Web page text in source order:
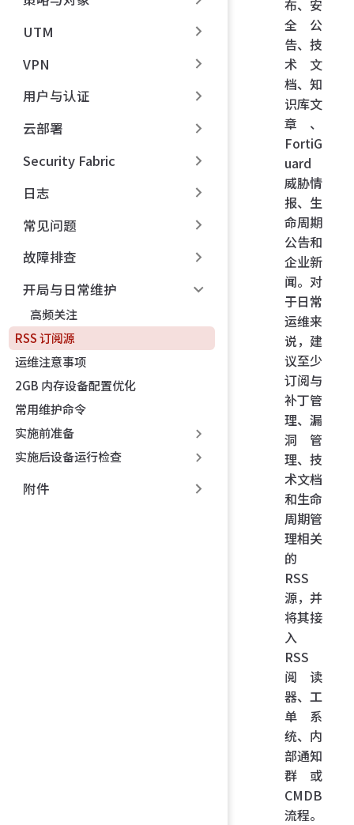
UTM
VPN
用户与认证
云部署
Security Fabric
日志
常见问题
故障排查
开局与日常维护
高频关注
RSS 订阅源
运维注意事项
2GB 内存设备配置优化
常用维护命令
实施前准备
实施后设备运行检查
附件
布、安
全公
告、技
术文
档、知
识库文
章、
FortiG
uard
威胁情
报、生
命周期
公告和
企业新
闻。对
于日常
运维来
说，建
议至少
订阅与
补丁管
理、漏
洞管
理、技
术文档
和生命
周期管
理相关
的
RSS
源，并
将其接
入
RSS
阅读
器、工
单系
统、内
部通知
群或
CMDB
流程。